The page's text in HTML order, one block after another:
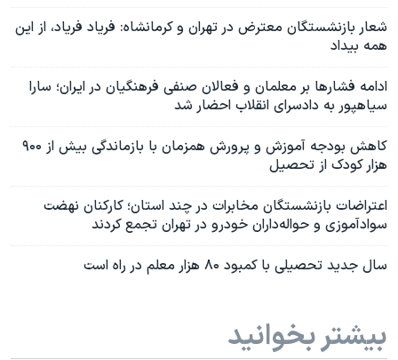
شعار بازنشستگان معترض در تهران و کرمانشاه: فریاد فریاد، از این
همه بیداد
ادامه فشارها بر معلمان و فعالان صنفی فرهنگیان در ایران؛ سارا
سیاهپور به دادسرای انقلاب احضار شد
کاهش بودجه آموزش و پرورش همزمان با بازماندگی بیش از ۹۰۰
هزار کودک از تحصیل
اعتراضات بازنشستگان مخابرات در چند استان؛ کارکنان نهضت
سواد‌آموزی و حواله‌داران خودرو در تهران تجمع کردند
سال جدید تحصیلی با کمبود ۸۰ هزار معلم در راه است
بیشتر بخوانید